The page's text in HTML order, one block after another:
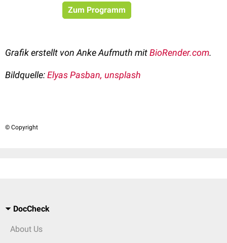
Zum Programm
Grafik erstellt von Anke Aufmuth mitBioRender.com.
Bildquelle:Elyas Pasban, unsplash
© Copyright
DocCheck
About Us